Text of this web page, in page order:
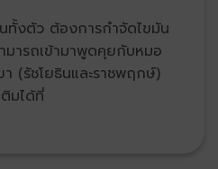
ทั้งตัว ต้องการกำจัดไขมัน
มารถเข้ามาพูดคุยกับหมอ
(รัชโยธินและราชพฤกษ์)
มได้ที่